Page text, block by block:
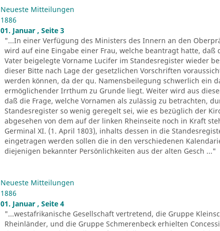
Neueste Mitteilungen
1886
01. Januar , Seite 3
"...In einer Verfügung des Ministers des Innern an den
wird auf eine Eingabe einer Frau, welche beantragt hatte, daß
Vater beigelegte Vorname Lucifer im Standesregister wieder
dieser Bitte nach Lage der gesetzlichen Vorschriften
werden können, da der qu. Namensbeilegung schwerlich ein
ermöglichender Irrthum zu Grunde liegt. Weiter wird aus
daß die Frage, welche Vornamen als zulässig zu betrachten,
Standesregister so wenig geregelt sei, wie es bezüglich der
abgesehen von dem auf der linken Rheinseite noch in Kraft
Germinal XI. (1. April 1803), inhalts dessen in die
eingetragen werden sollen die in den verschiedenen
diejenigen bekannter Persönlichkeiten aus der alten Gesch ..."
Neueste Mitteilungen
1886
01. Januar , Seite 4
"...westafrikanische Gesellschaft vertretend, die Gruppe
Rheinländer, und die Gruppe Schmerenbeck erhielten